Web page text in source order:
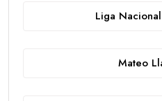
Liga
Mateo